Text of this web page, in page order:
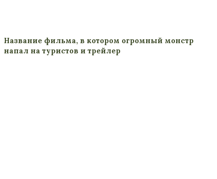
Название фильма, в котором огромный монстр
напал на туристов и трейлер